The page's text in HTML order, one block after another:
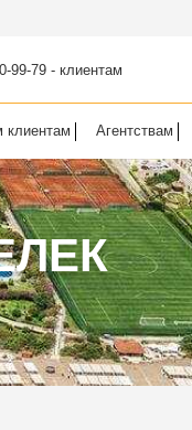
99-79 - клиентам
клиентам Агентствам